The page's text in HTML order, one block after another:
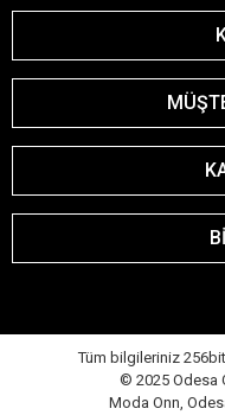
Tüm bilgileriniz
© 2025 Odesa
Moda Onn,